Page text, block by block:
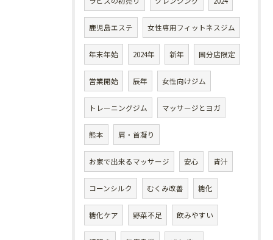
鹿児島エステ 女性専用フィットネスジム
年末年始 2024年 新年 国分店限定
営業開始 辰年 女性向けジム
トレーニングジム マッサージとヨガ
熊本 肩・首凝り
お家で出来るマッサージ 安心 青汁
コーンシルク むくみ改善 糖化
糖化ケア 野菜不足 飲みやすい